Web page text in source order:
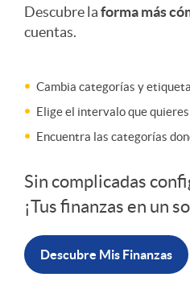
n
a
Descubre laforma más
cuentas.
Cambia categorías y
Elige el intervalo que
Encuentra las categorías
Sin complicadas
¡Tus finanzas en un
Descubre Mis Finanzas